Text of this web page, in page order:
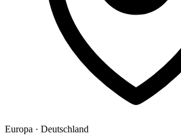
Europa · Deutschland